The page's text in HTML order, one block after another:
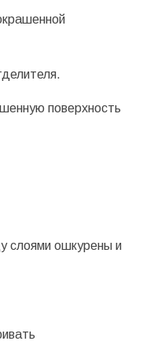
поверхность
слоями ошкурены и